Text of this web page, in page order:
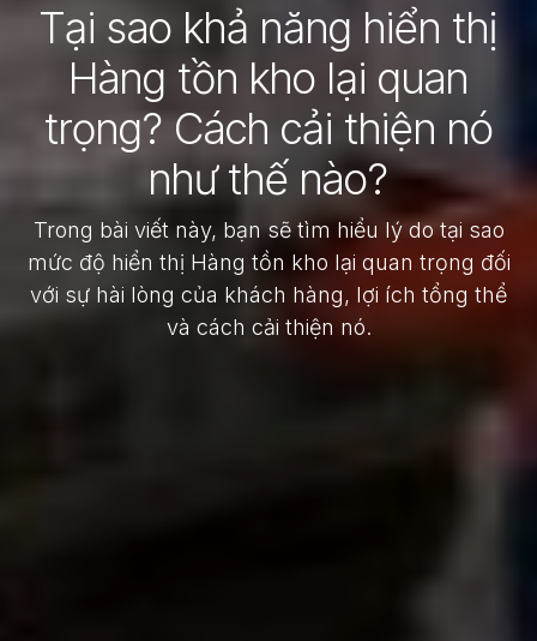
Tại sao khả năng hiển thị
Hàng tồn kho lại quan
trọng? Cách cải thiện nó
như thế nào?
Trong bài viết này, bạn sẽ tìm hiểu lý do tại sao
mức độ hiển thị Hàng tồn kho lại quan trọng đối
với sự hài lòng của khách hàng, lợi ích tổng thể
và cách cải thiện nó.